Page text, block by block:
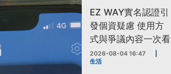
EZ WAY實名認證引
發個資疑慮 使用方
式與爭議內容一次看
2026-08-04 16:47
生活